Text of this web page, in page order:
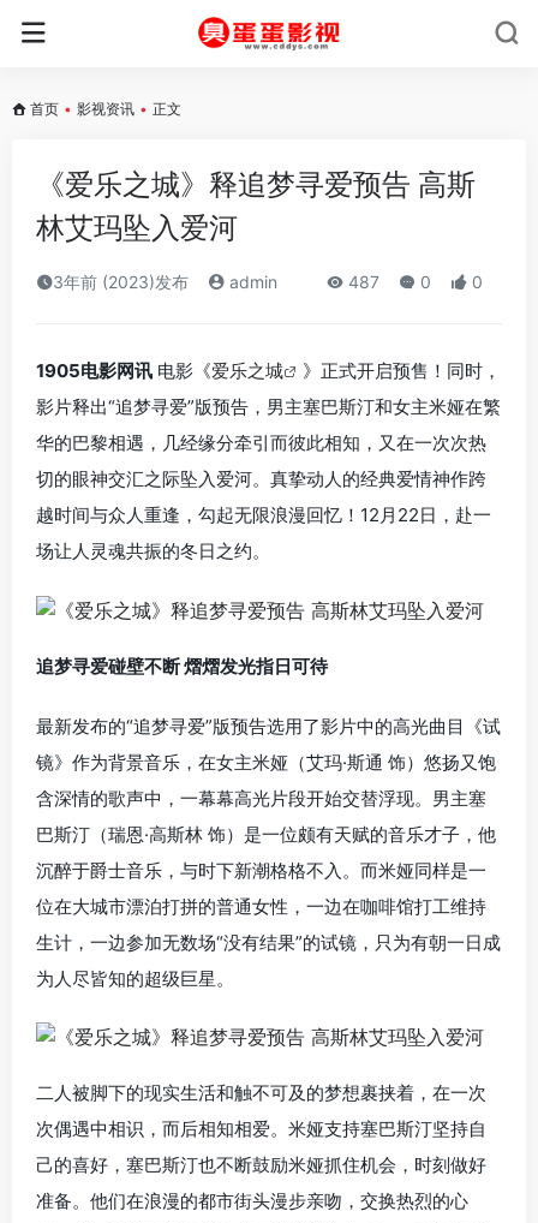
首页 • 影视资讯 • 正文
《爱乐之城》释追梦寻爱预告 高斯
林艾玛坠入爱河
3年前 (2023)发布 admin 487 0 0
1905电影网讯 电影《爱乐之城
》正式开启预售！同时，
影片释出“追梦寻爱”版预告，男主塞巴斯汀和女主米娅在繁
华的巴黎相遇，几经缘分牵引而彼此相知，又在一次次热
切的眼神交汇之际坠入爱河。真挚动人的经典爱情神作跨
越时间与众人重逢，勾起无限浪漫回忆！12月22日，赴一
场让人灵魂共振的冬日之约。
追梦寻爱碰壁不断 熠熠发光指日可待
最新发布的“追梦寻爱”版预告选用了影片中的高光曲目《试
镜》作为背景音乐，在女主米娅（艾玛·斯通 饰）悠扬又饱
含深情的歌声中，一幕幕高光片段开始交替浮现。男主塞
巴斯汀（瑞恩·高斯林 饰）是一位颇有天赋的音乐才子，他
沉醉于爵士音乐，与时下新潮格格不入。而米娅同样是一
位在大城市漂泊打拼的普通女性，一边在咖啡馆打工维持
生计，一边参加无数场“没有结果”的试镜，只为有朝一日成
为人尽皆知的超级巨星。
二人被脚下的现实生活和触不可及的梦想裹挟着，在一次
次偶遇中相识，而后相知相爱。米娅支持塞巴斯汀坚持自
己的喜好，塞巴斯汀也不断鼓励米娅抓住机会，时刻做好
准备。他们在浪漫的都市街头漫步亲吻，交换热烈的心